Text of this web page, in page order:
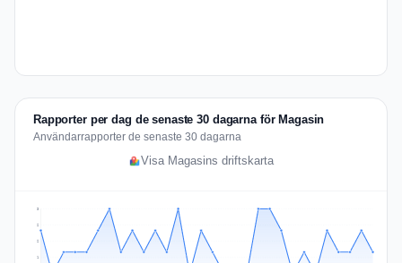
Rapporter per dag de senaste 30 dagarna för Magasin
Användarrapporter de senaste 30 dagarna
Visa Magasins driftskarta
1
2
2
3